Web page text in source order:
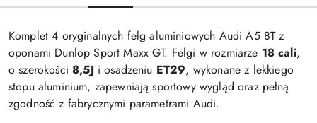
Komplet 4 oryginalnych felg aluminiowych Audi A5 8T z
oponami Dunlop Sport Maxx GT. Felgi w rozmiarze 18 cali,
o szerokości8,5J i osadzeniu ET29, wykonane z lekkiego
stopu aluminium, zapewniają sportowy wygląd oraz pełną
zgodność z fabrycznymi parametrami Audi.